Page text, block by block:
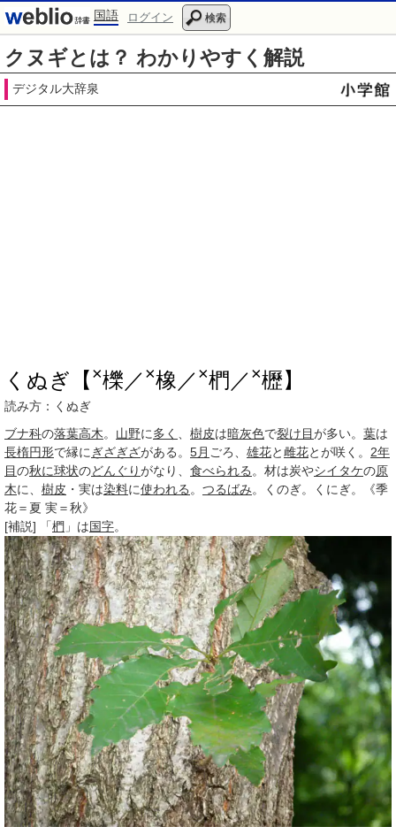
国語 ログイン 検索
クヌギとは？ わかりやすく解説
デジタル大辞泉
くぬぎ【 ×櫟／×橡／×椚／×櫪】
読み方：くぬぎ
ブナ科の落葉高木。 山野に多く 樹皮は暗灰色で裂け目が多い。 葉は
長楕円形で縁に ぎざぎざがある。 5月 ごろ、 雄花と雌花とが咲く。 2年
目の秋に球状のどんぐりがなり、 食べられる 。材は炭やシイタケの原
木に、 樹皮 ・実は染料に使われる 。 つるばみ。くのぎ。くにぎ。《季
花＝夏 実＝秋》
[補説] 「椚 」は国字。